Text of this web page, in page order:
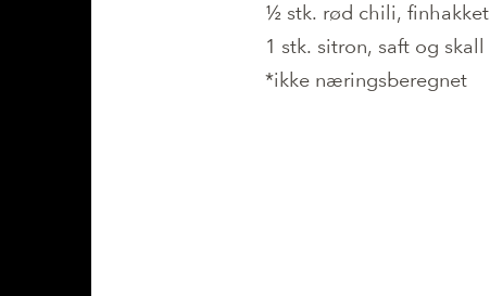
½ stk. rød chili, finhakket
1 stk. sitron, saft og skall
*ikke næringsberegnet